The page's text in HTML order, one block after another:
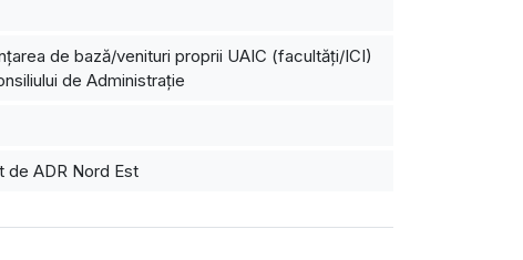
de bază/venituri proprii UAIC (facultăți/ICI)
de Administrație
de ADR Nord Est